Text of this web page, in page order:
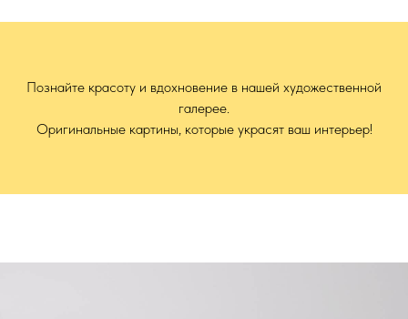
Познайте красоту и вдохновение в нашей художественной
галерее.
Оригинальные картины, которые украсят ваш интерьер!